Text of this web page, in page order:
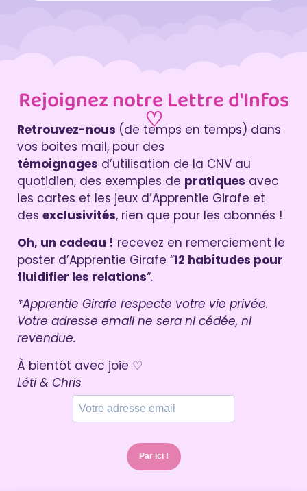
Rejoignez notre Lettre d'Infos
♡
Retrouvez-nous (de temps en temps) dans
vos boites mail, pour des
témoignages d’utilisation de la CNV au
quotidien, des exemples de pratiques avec
les cartes et les jeux d’Apprentie Girafe et
des exclusivités, rien que pour les abonnés !
Oh, un cadeau ! recevez en remerciement le
poster d’Apprentie Girafe “12 habitudes pour
fluidifier les relations“.
*Apprentie Girafe respecte votre vie privée.
Votre adresse email ne sera ni cédée, ni
revendue.
À bientôt avec joie ♡
Léti & Chris
Par ici !